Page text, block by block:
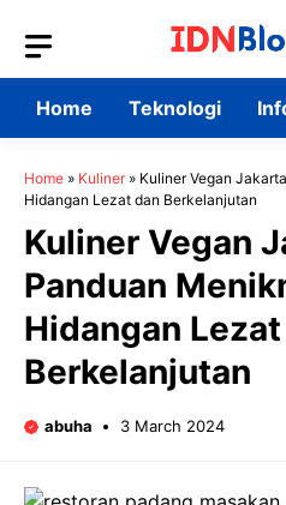
content
Home
Teknologi
Home » Kuliner» Kuliner Vegan
Hidangan Lezat dan Berkelanjutan
Kuliner Vegan
Panduan
Hidangan
Berkelanjutan
abuha 3 March 2024